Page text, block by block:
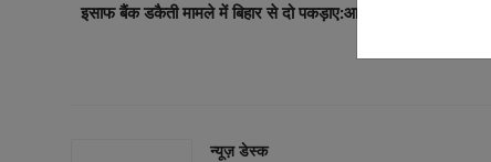
इसाफ बैंक डकैती मामले में बिहार से दो पकड़ाए:आरोपियों को लेकर लौट रही
न्यूज़ डेस्क